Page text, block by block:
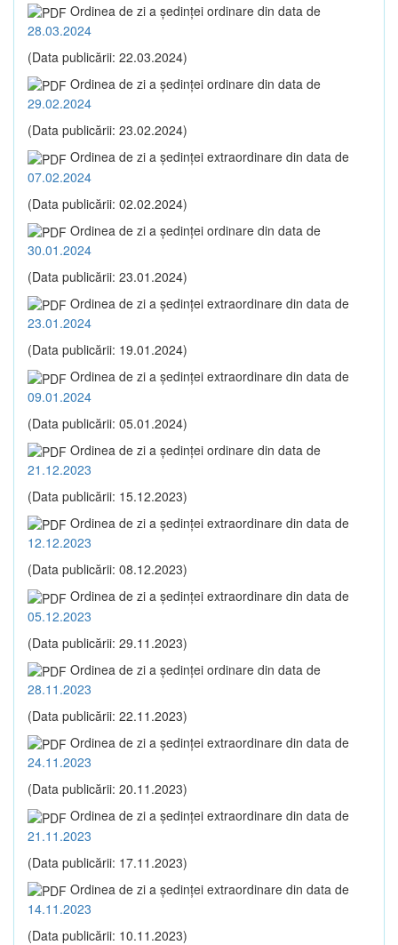
Ordinea de zi a şedinţei ordinare din data de
28.03.2024
(Data publicării: 22.03.2024)
Ordinea de zi a şedinţei ordinare din data de
29.02.2024
(Data publicării: 23.02.2024)
Ordinea de zi a şedinţei extraordinare din data de
07.02.2024
(Data publicării: 02.02.2024)
Ordinea de zi a şedinţei ordinare din data de
30.01.2024
(Data publicării: 23.01.2024)
Ordinea de zi a şedinţei extraordinare din data de
23.01.2024
(Data publicării: 19.01.2024)
Ordinea de zi a şedinţei extraordinare din data de
09.01.2024
(Data publicării: 05.01.2024)
Ordinea de zi a şedinţei ordinare din data de
21.12.2023
(Data publicării: 15.12.2023)
Ordinea de zi a şedinţei extraordinare din data de
12.12.2023
(Data publicării: 08.12.2023)
Ordinea de zi a şedinţei extraordinare din data de
05.12.2023
(Data publicării: 29.11.2023)
Ordinea de zi a şedinţei ordinare din data de
28.11.2023
(Data publicării: 22.11.2023)
Ordinea de zi a şedinţei extraordinare din data de
24.11.2023
(Data publicării: 20.11.2023)
Ordinea de zi a şedinţei extraordinare din data de
21.11.2023
(Data publicării: 17.11.2023)
Ordinea de zi a şedinţei extraordinare din data de
14.11.2023
(Data publicării: 10.11.2023)